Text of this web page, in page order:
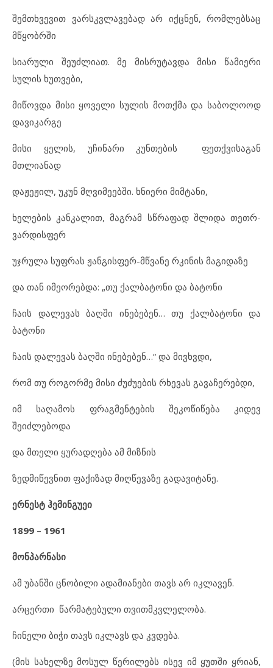
შემთხვევით ვარსკვლავებად არ იქცნენ, რომლებსაც
მწყობრში
სიარული შეუძლიათ. მე მისრუტავდა მისი წამიერი
სულის ხუთვები,
მიწოვდა მისი ყოველი სულის მოთქმა და საბოლოოდ
დავიკარგე
მისი ყელის, უჩინარი კუნთების ფეთქვისაგან
მთლიანად
დაჟეჟილ, უკუნ მღვიმეებში. ხნიერი მიმტანი,
ხელების კანკალით, მაგრამ სწრაფად შლიდა თეთრ-
ვარდისფერ
უჯრულა სუფრას ჟანგისფერ-მწვანე რკინის მაგიდაზე
და თან იმეორებდა: „თუ ქალბატონი და ბატონი
ჩაის დალევას ბაღში ინებებენ… თუ ქალბატონი და
ბატონი
ჩაის დალევას ბაღში ინებებენ…“ და მივხვდი,
რომ თუ როგორმე მისი ძუძუების რხევას გავაჩერებდი,
იმ საღამოს ფრაგმენტების შეკოწიწება კიდევ
შეიძლებოდა
და მთელი ყურადღება ამ მიზნის
ზედმიწევნით ფაქიზად მიღწევაზე გადავიტანე.
ერნესტ ჰემინგუეი
1899 – 1961
მონპარნასი
ამ უბანში ცნობილი ადამიანები თავს არ იკლავენ.
არცერთი წარმატებული თვითმკვლელობა.
ჩინელი ბიჭი თავს იკლავს და კვდება.
(მის სახელზე მოსულ წერილებს ისევ იმ ყუთში ყრიან,